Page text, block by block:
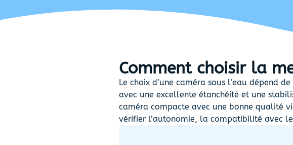
Comment choisir la
Le choix d’une caméra sous l’eau dépend
avec une excellente étanchéité et une
caméra compacte avec une bonne qualité
vérifier l’autonomie, la compatibilité avec